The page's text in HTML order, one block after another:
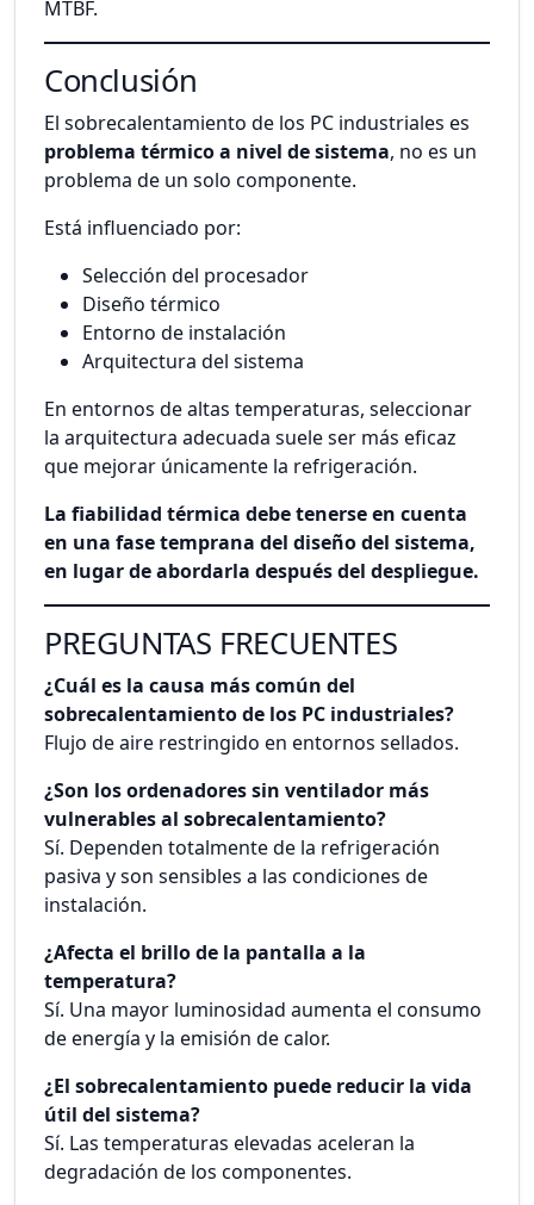
MTBF.
Conclusión
El sobrecalentamiento de los PC industriales es
problema térmico a nivel de sistema, no es un
problema de un solo componente.
Está influenciado por:
Selección del procesador
Diseño térmico
Entorno de instalación
Arquitectura del sistema
En entornos de altas temperaturas, seleccionar
la arquitectura adecuada suele ser más eficaz
que mejorar únicamente la refrigeración.
La fiabilidad térmica debe tenerse en cuenta
en una fase temprana del diseño del sistema,
en lugar de abordarla después del despliegue.
PREGUNTAS FRECUENTES
¿Cuál es la causa más común del
sobrecalentamiento de los PC industriales?
Flujo de aire restringido en entornos sellados.
¿Son los ordenadores sin ventilador más
vulnerables al sobrecalentamiento?
Sí. Dependen totalmente de la refrigeración
pasiva y son sensibles a las condiciones de
instalación.
¿Afecta el brillo de la pantalla a la
temperatura?
Sí. Una mayor luminosidad aumenta el consumo
de energía y la emisión de calor.
¿El sobrecalentamiento puede reducir la vida
útil del sistema?
Sí. Las temperaturas elevadas aceleran la
degradación de los componentes.